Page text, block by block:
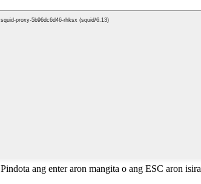
Pindota ang enter aron mangita o ang ESC aron isira